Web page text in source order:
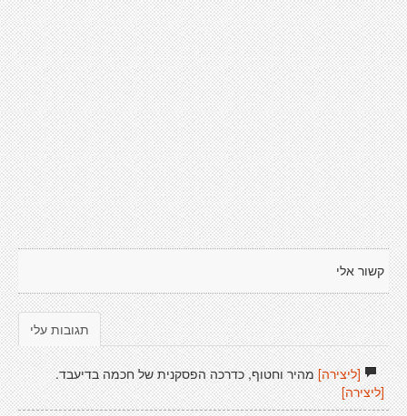
קשור אלי
תגובות עלי
[ליצירה]מהיר וחטוף, כדרכה הפסקנית של חכמה בדיעבד.
[ליצירה]